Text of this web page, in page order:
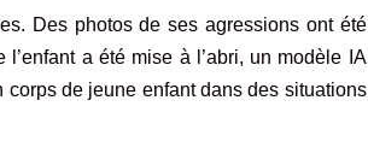
Des photos de ses agressions ont été
a été mise à l’abri, un modèle IA
corps de jeune enfant dans des situations